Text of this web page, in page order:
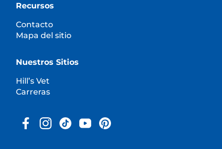
Recursos
Contacto
Mapa del sitio
Nuestros Sitios
Hill’s Vet
Carreras